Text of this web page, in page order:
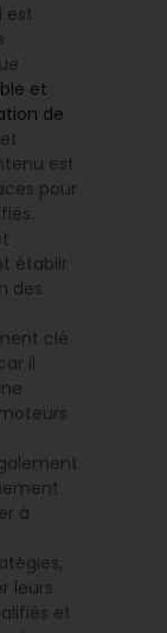
est
et
de
est
pour
établir
des
clé
il
à
leurs
et